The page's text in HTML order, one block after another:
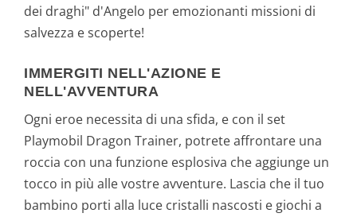
dei draghi" d'Angelo per emozionanti missioni di
salvezza e scoperte!
IMMERGITI NELL'AZIONE E
NELL'AVVENTURA
Ogni eroe necessita di una sfida, e con il set
Playmobil Dragon Trainer, potrete affrontare una
roccia con una funzione esplosiva che aggiunge un
tocco in più alle vostre avventure. Lascia che il tuo
bambino porti alla luce cristalli nascosti e giochi a